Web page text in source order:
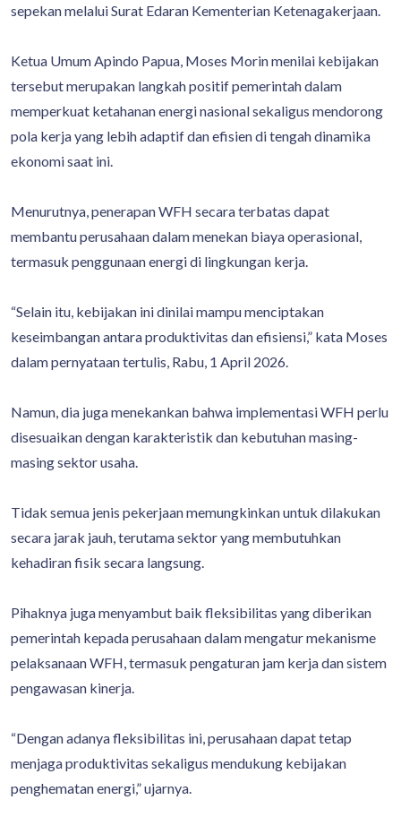
sepekan melalui Surat Edaran Kementerian Ketenagakerjaan.
Ketua Umum Apindo Papua, Moses Morin menilai kebijakan
tersebut merupakan langkah positif pemerintah dalam
memperkuat ketahanan energi nasional sekaligus mendorong
pola kerja yang lebih adaptif dan efisien di tengah dinamika
ekonomi saat ini.
Menurutnya, penerapan WFH secara terbatas dapat
membantu perusahaan dalam menekan biaya operasional,
termasuk penggunaan energi di lingkungan kerja.
“Selain itu, kebijakan ini dinilai mampu menciptakan
keseimbangan antara produktivitas dan efisiensi,” kata Moses
dalam pernyataan tertulis, Rabu, 1 April 2026.
Namun, dia juga menekankan bahwa implementasi WFH perlu
disesuaikan dengan karakteristik dan kebutuhan masing-
masing sektor usaha.
Tidak semua jenis pekerjaan memungkinkan untuk dilakukan
secara jarak jauh, terutama sektor yang membutuhkan
kehadiran fisik secara langsung.
Pihaknya juga menyambut baik fleksibilitas yang diberikan
pemerintah kepada perusahaan dalam mengatur mekanisme
pelaksanaan WFH, termasuk pengaturan jam kerja dan sistem
pengawasan kinerja.
“Dengan adanya fleksibilitas ini, perusahaan dapat tetap
menjaga produktivitas sekaligus mendukung kebijakan
penghematan energi,” ujarnya.